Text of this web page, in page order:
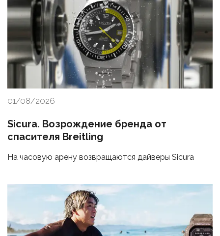
01/08/2026
Sicura. Возрождение бренда от
спасителя Breitling
На часовую арену возвращаются дайверы Sicura